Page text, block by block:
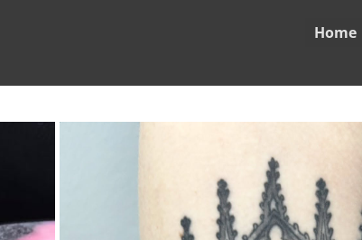
Home